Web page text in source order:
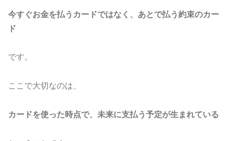
今すぐお金を払うカードではなく、あとで払う約束のカー
ド
です。
ここで大切なのは、
カードを使った時点で、未来に支払う予定が生まれている